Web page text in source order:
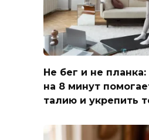
Не бег и не
на 8 минут
талию и укрепить